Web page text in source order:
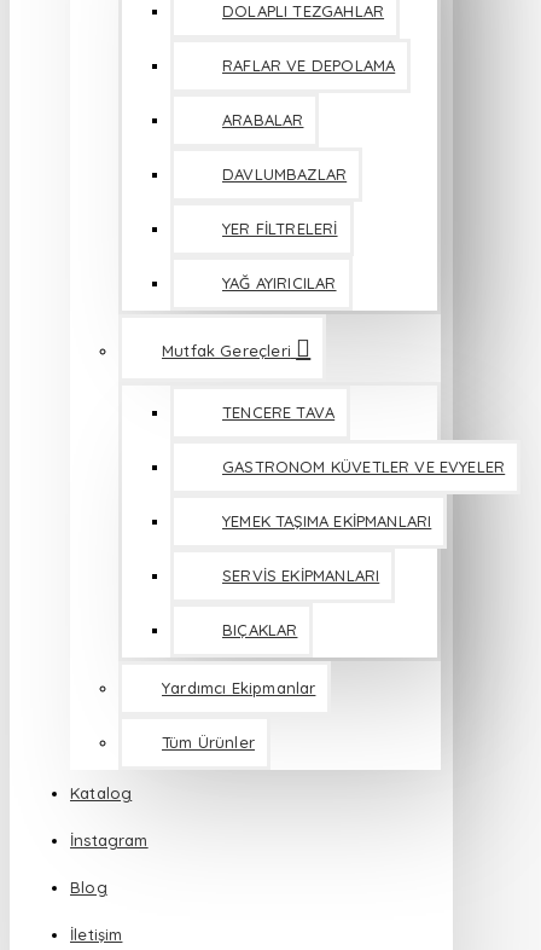
DOLAPLI TEZGAHLAR
RAFLAR VE DEPOLAMA
ARABALAR
DAVLUMBAZLAR
YER FİLTRELERİ
YAĞ AYIRICILAR
Mutfak Gereçleri
TENCERE TAVA
GASTRONOM KÜVETLER VE EVYELER
YEMEK TAŞIMA EKİPMANLARI
SERVİS EKİPMANLARI
BIÇAKLAR
Yardımcı Ekipmanlar
Tüm Ürünler
Katalog
İnstagram
Blog
İletişim